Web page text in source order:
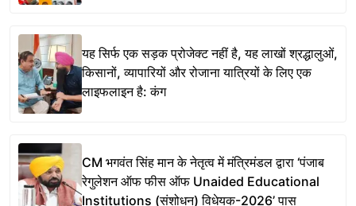
यह सिर्फ एक सड़क प्रोजेक्ट नहीं है, यह लाखों श्रद्धालुओं,
किसानों, व्यापारियों और रोजाना यात्रियों के लिए एक
लाइफलाइन है: कंग
CM भगवंत सिंह मान के नेतृत्व में मंत्रिमंडल द्वारा ‘पंजाब
रेगुलेशन ऑफ फीस ऑफ Unaided Educational
Institutions (संशोधन) विधेयक-2026’ पास